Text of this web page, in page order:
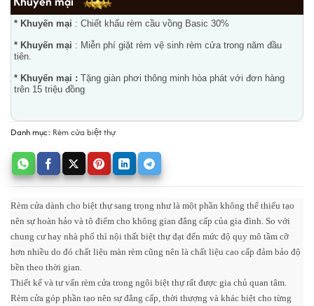
* Khuyến mại : Chiết khấu rèm cầu vồng Basic 30%
* Khuyến mại : Miễn phí giặt rèm vệ sinh rèm cửa trong năm đầu
tiên.
* Khuyến mại : Tặng giàn phơi thông minh hòa phát với đơn hàng
trên 15 triệu đồng
Danh mục: Rèm cửa biệt thự
Rèm cửa dành cho biệt thự sang trọng như là một phần không thể thiếu tạo
nên sự hoàn hảo và tô điểm cho không gian đẳng cấp của gia đình. So với
chung cư hay nhà phố thì nội thất biệt thự đạt đến mức độ quy mô tầm cỡ
hơn nhiều do đó chất liệu màn rèm cũng nên là chất liệu cao cấp đảm bảo độ
bền theo thời gian.
Thiết kế và tư vấn rèm cửa trong ngôi biệt thự rất được gia chủ quan tâm.
Rèm cửa góp phần tạo nên sự đẳng cấp, thời thượng và khác biệt cho từng